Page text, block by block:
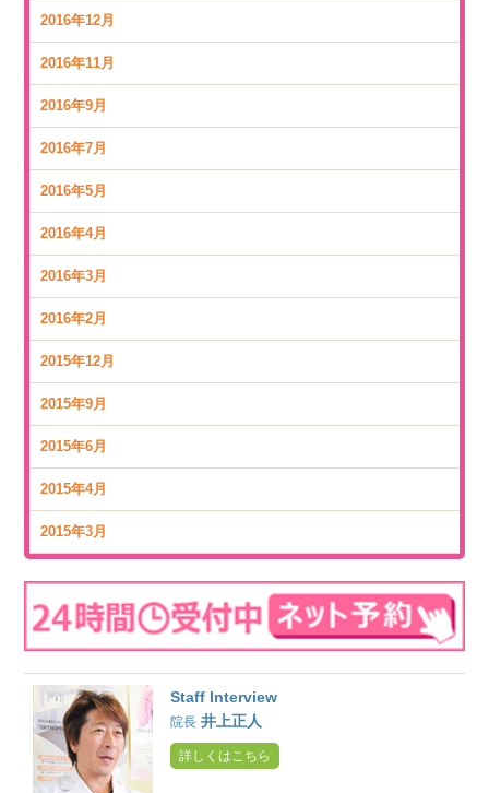
2016年12月
2016年11月
2016年9月
2016年7月
2016年5月
2016年4月
2016年3月
2016年2月
2015年12月
2015年9月
2015年6月
2015年4月
2015年3月
Staff Interview
院長 井上正人
詳しくはこちら